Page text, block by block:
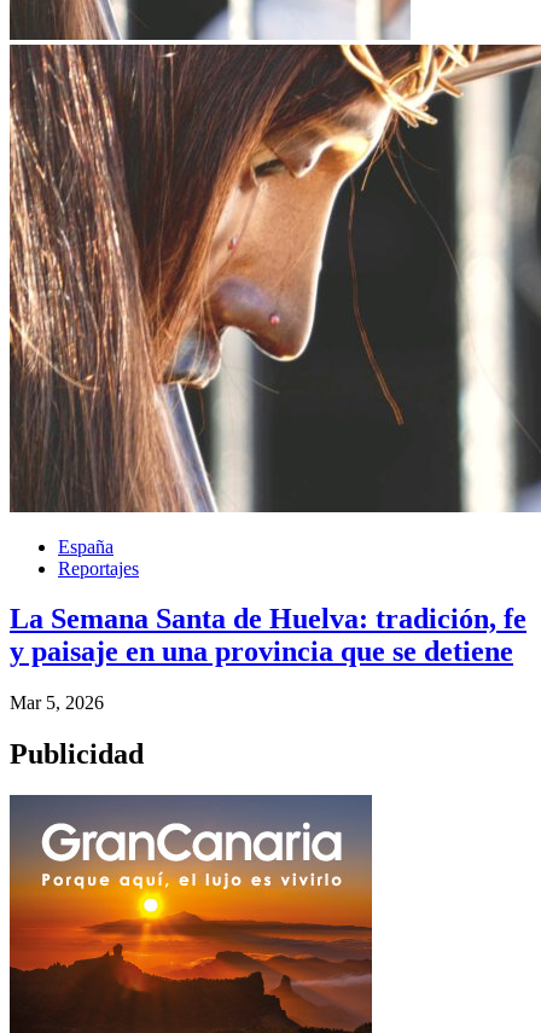
España
Reportajes
La Semana Santa de Huelva: tradición, fe
y paisaje en una provincia que se detiene
Mar 5, 2026
Publicidad